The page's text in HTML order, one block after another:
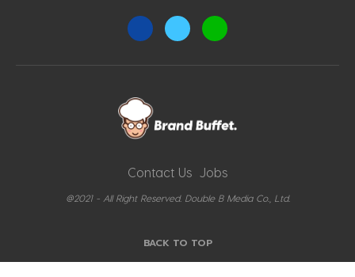
Contact Us Jobs
@2021 - All Right Reserved. Double B Media Co., Ltd.
BACK TO TOP